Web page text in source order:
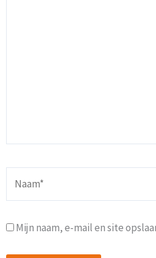
Mijn naam, e-mail en site